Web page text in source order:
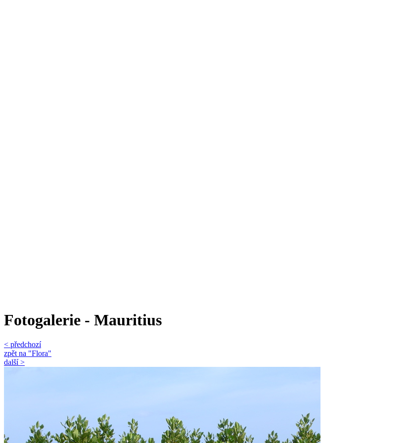
Fotogalerie - Mauritius
< předchozí
zpět na "Flora"
další >